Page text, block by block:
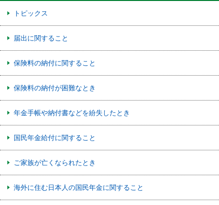
トピックス
届出に関すること
保険料の納付に関すること
保険料の納付が困難なとき
年金手帳や納付書などを紛失したとき
国民年金給付に関すること
ご家族が亡くなられたとき
海外に住む日本人の国民年金に関すること